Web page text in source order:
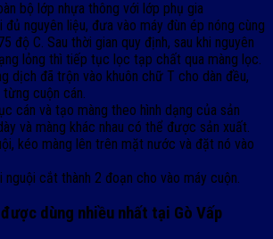
bộ lớp nhựa thông với lớp phụ gia
đủ nguyên liệu, đưa vào máy đùn ép nóng cùng
độ C. Sau thời gian quy định, sau khi nguyên
lỏng thì tiếp tục lọc tạp chất qua màng lọc.
dịch đã trộn vào khuôn chữ T cho dàn đều,
cuộn cán.
cán và tạo màng theo hình dạng của sản
và màng khác nhau có thể được sản xuất.
kéo màng lên trên mặt nước và đặt nó vào
nguội cắt thành 2 đoạn cho vào máy cuộn.
dùng nhiều nhất tại Gò Vấp